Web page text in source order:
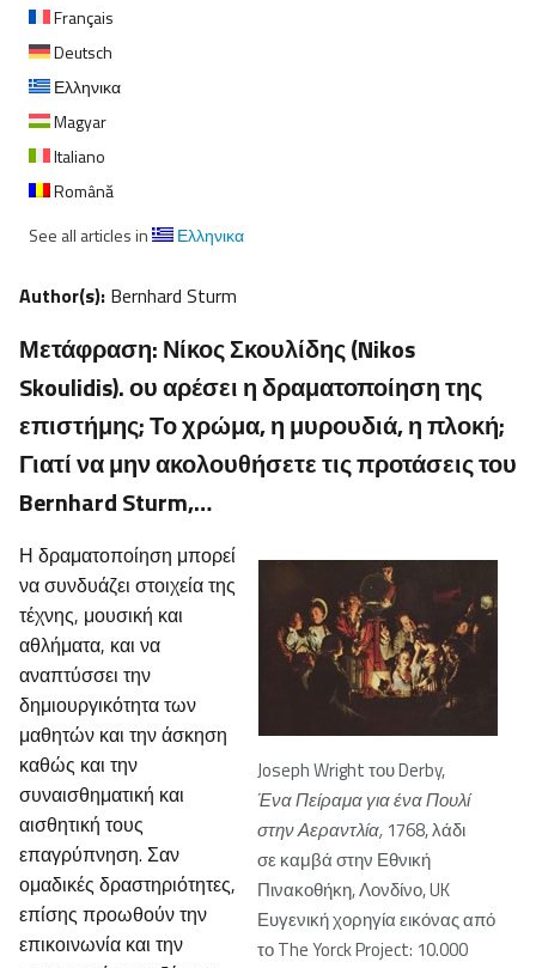
Français
Deutsch
Ελληνικα
Magyar
Italiano
Română
See all articles in
Ελληνικα
Author(s): Bernhard Sturm
Μετάφραση: Νίκος Σκουλίδης (Nikos
Skoulidis). ου αρέσει η δραματοποίηση της
επιστήμης; Το χρώμα, η μυρουδιά, η πλοκή;
Γιατί να μην ακολουθήσετε τις προτάσεις του
Bernhard Sturm,…
Joseph Wright του Derby,
Ένα Πείραμα για ένα Πουλί
στην Αεραντλία, 1768, λάδι
σε καμβά στην Εθνική
Πινακοθήκη, Λονδίνο, UK
Ευγενική χορηγία εικόνας από
το The Yorck Project: 10.000
Η δραματοποίηση μπορεί
να συνδυάζει στοιχεία της
τέχνης, μουσική και
αθλήματα, και να
αναπτύσσει την
δημιουργικότητα των
μαθητών και την άσκηση
καθώς και την
συναισθηματική και
αισθητική τους
επαγρύπνηση. Σαν
ομαδικές δραστηριότητες,
επίσης προωθούν την
επικοινωνία και την